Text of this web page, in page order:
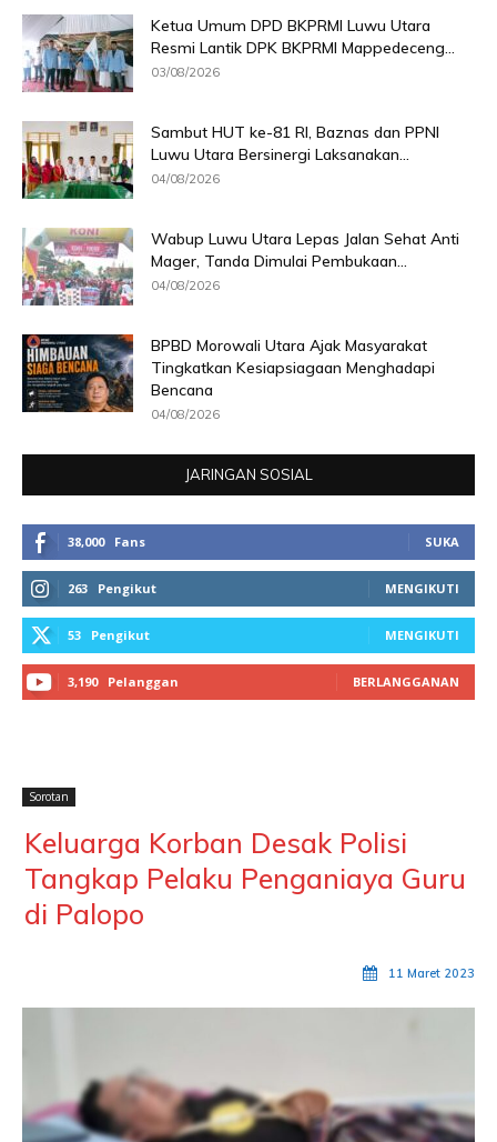
Ketua Umum DPD BKPRMI Luwu Utara
Resmi Lantik DPK BKPRMI Mappedeceng...
03/08/2026
Sambut HUT ke-81 RI, Baznas dan PPNI
Luwu Utara Bersinergi Laksanakan...
04/08/2026
Wabup Luwu Utara Lepas Jalan Sehat Anti
Mager, Tanda Dimulai Pembukaan...
04/08/2026
BPBD Morowali Utara Ajak Masyarakat
Tingkatkan Kesiapsiagaan Menghadapi
Bencana
04/08/2026
JARINGAN SOSIAL
38,000 Fans SUKA
263 Pengikut MENGIKUTI
53 Pengikut MENGIKUTI
3,190 Pelanggan BERLANGGANAN